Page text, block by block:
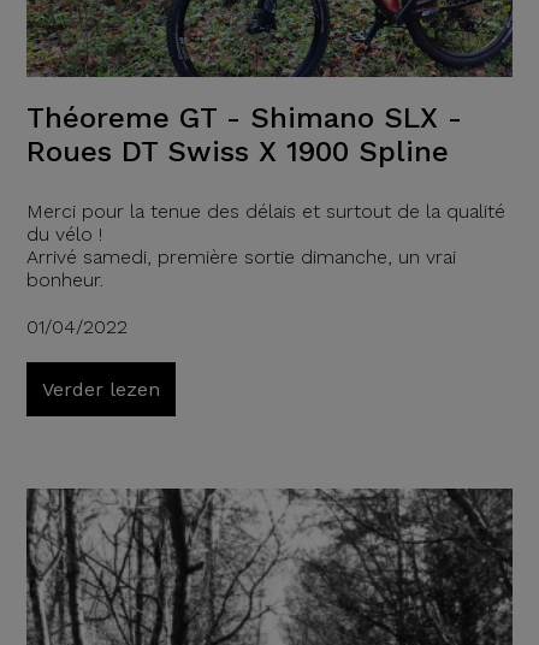
Théoreme GT - Shimano SLX -
Roues DT Swiss X 1900 Spline
Merci pour la tenue des délais et surtout de la qualité
du vélo !
Arrivé samedi, première sortie dimanche, un vrai
bonheur.
01/04/2022
Verder lezen